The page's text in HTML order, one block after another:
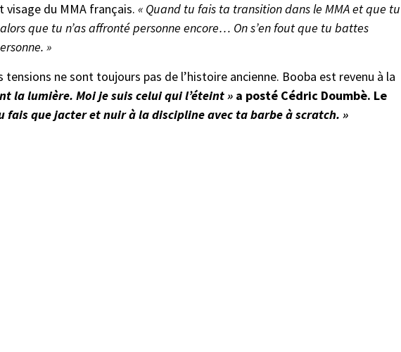
visage du MMA français. « Quand tu fais ta transition dans le MMA et que tu
que tu n’as affronté personne encore… On s’en fout que tu battes
»
tensions ne sont toujours pas de l’histoire ancienne. Booba est revenu à la
la lumière. Moi je suis celui qui l’éteint » a posté Cédric Doumbè. Le
fais que jacter et nuir à la discipline avec ta barbe à scratch. »